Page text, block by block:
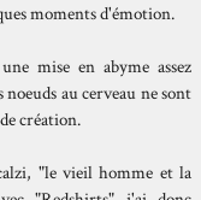
moments d'émotion.
mise en abyme assez
au cerveau ne sont
création.
, "le vieil homme et la